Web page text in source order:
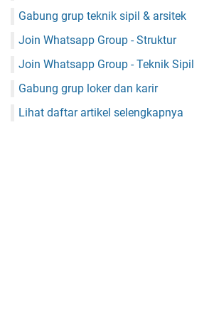
Gabung grup teknik sipil & arsitek
Join Whatsapp Group - Struktur
Join Whatsapp Group - Teknik Sipil
Gabung grup loker dan karir
Lihat daftar artikel selengkapnya